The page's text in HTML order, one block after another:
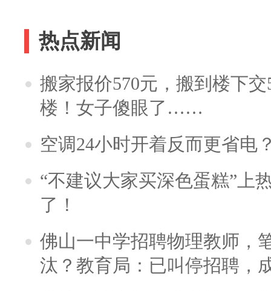
热点新闻
搬家报价570元，搬到楼下
楼！女子傻眼了……
空调24小时开着反而更省电
“不建议大家买深色蛋糕”上
了！
佛山一中学招聘物理教师，
汰？教育局：已叫停招聘，